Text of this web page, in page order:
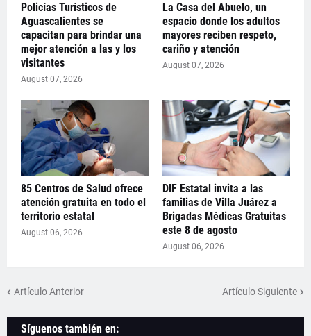
Policías Turísticos de
Aguascalientes se
capacitan para brindar una
mejor atención a las y los
visitantes
August 07, 2026
La Casa del Abuelo, un
espacio donde los adultos
mayores reciben respeto,
cariño y atención
August 07, 2026
85 Centros de Salud ofrece
atención gratuita en todo el
territorio estatal
August 06, 2026
DIF Estatal invita a las
familias de Villa Juárez a
Brigadas Médicas Gratuitas
este 8 de agosto
August 06, 2026
Artículo Anterior Artículo Siguiente
Síguenos también en: